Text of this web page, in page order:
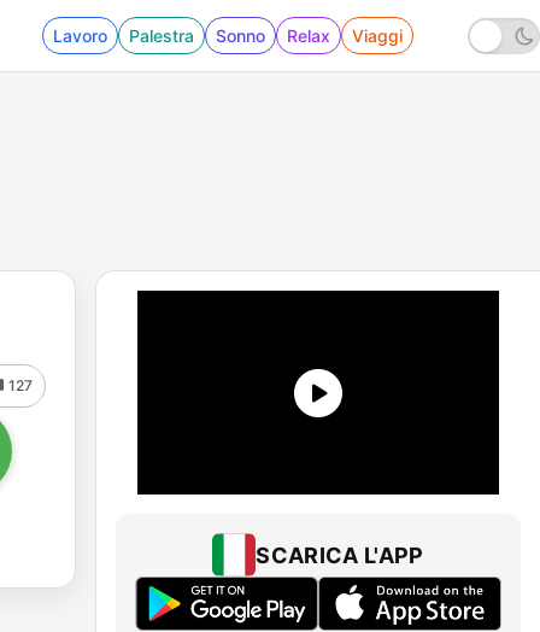
Lavoro Palestra Sonno Relax Viaggi
127
SCARICA L'APP